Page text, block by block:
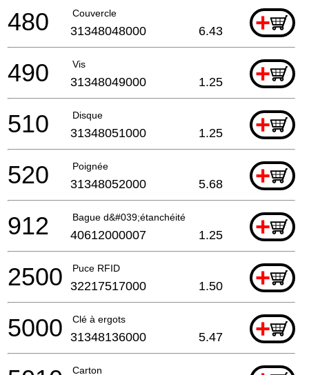
Couvercle +
480 31348048000 6.43
Vis +
490 31348049000 1.25
Disque +
510 31348051000 1.25
Poignée +
520 31348052000 5.68
Bague d&#039;étanchéité +
912 40612000007 1.25
Puce RFID +
2500 32217517000 1.50
Clé à ergots +
5000 31348136000 5.47
Carton